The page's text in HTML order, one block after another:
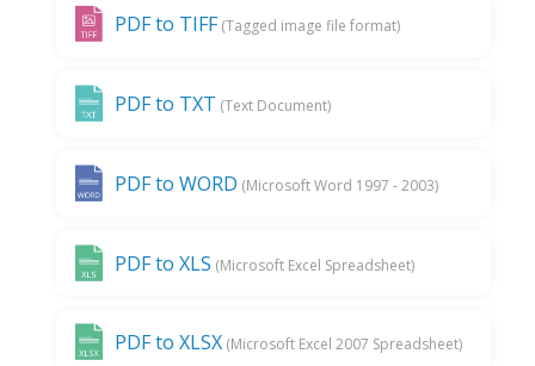
PDF to TIFF (Tagged image file format)
PDF to TXT (Text Document)
PDF to WORD (Microsoft Word 1997 - 2003)
PDF to XLS (Microsoft Excel Spreadsheet)
PDF to XLSX (Microsoft Excel 2007 Spreadsheet)